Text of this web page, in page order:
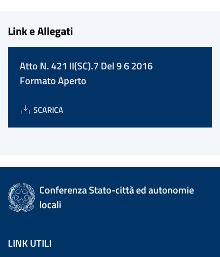
Link e Allegati
Atto N. 421 II(SC).7 Del 9 6 2016
Formato Aperto
SCARICA
Conferenza Stato-città ed autonomie
locali
LINK UTILI